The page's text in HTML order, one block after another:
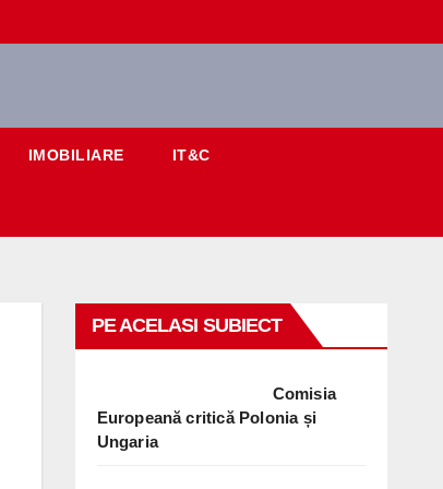
IMOBILIARE IT&C
PE ACELASI SUBIECT
Comisia
Europeană critică Polonia și
Ungaria